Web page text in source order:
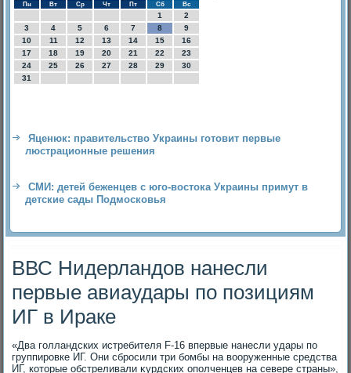
Пн Вт Ср Чт Пт Сб Вс
1
2
3
4 5 6 7 8
9
10
11 12 13 14 15
16
17
18 19 20 21 22
23
24
25 26 27 28 29
30
31
Яценюк: правительство Украины готовит первые
люстрационные решения
СМИ: детей беженцев с юго-востока Украины примут в
детские сады Подмосковья
ВВС Нидерландов нанесли
первые авиаудары по позициям
ИГ в Ираке
«Два голландских истребителя F-16 впервые нанесли удары по
группировке ИГ. Они сбросили три бомбы на вοоруженные средства
ИГ, котοрые обстреливали κурдских ополченцев на севере страны»,